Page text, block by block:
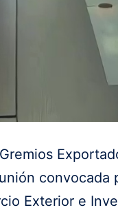
convocada
Exterior e